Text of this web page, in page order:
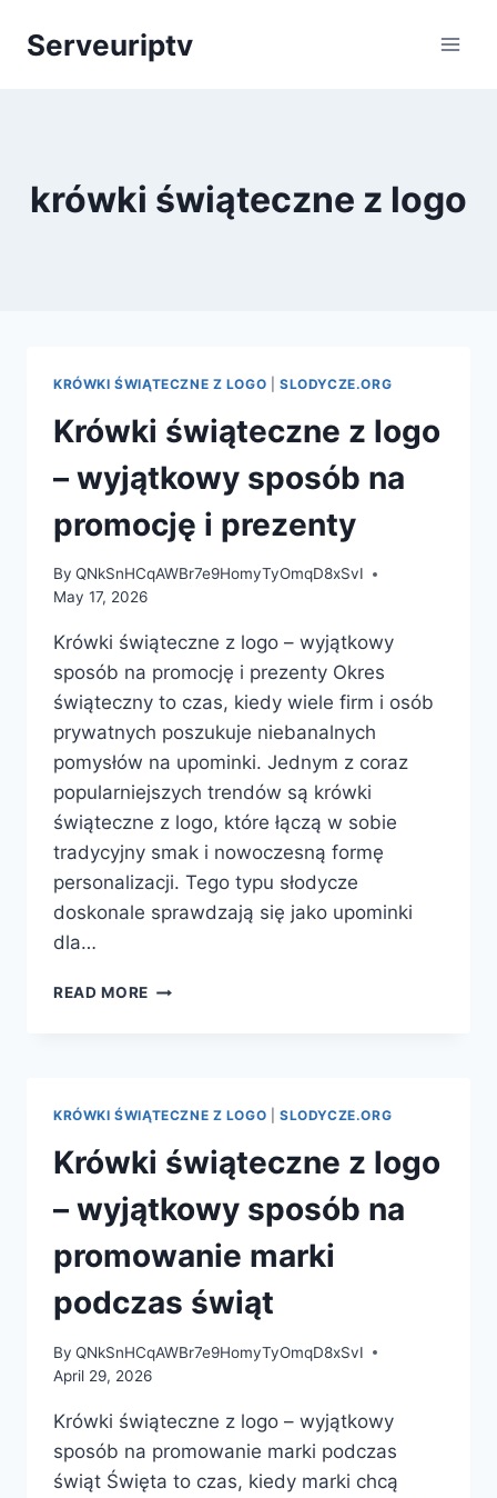
Serveuriptv
krówki świąteczne z logo
KRÓWKI ŚWIĄTECZNE Z LOGO |SLODYCZE.ORG
Krówki świąteczne z logo
– wyjątkowy sposób na
promocję i prezenty
By QNkSnHCqAWBr7e9HomyTyOmqD8xSvI
May 17, 2026
Krówki świąteczne z logo – wyjątkowy
sposób na promocję i prezenty Okres
świąteczny to czas, kiedy wiele firm i osób
prywatnych poszukuje niebanalnych
pomysłów na upominki. Jednym z coraz
popularniejszych trendów są krówki
świąteczne z logo, które łączą w sobie
tradycyjny smak i nowoczesną formę
personalizacji. Tego typu słodycze
doskonale sprawdzają się jako upominki
dla…
READ MORE KRÓWKI
SPOSÓB
NA
PROMOCJĘ
I
PREZENTY
KRÓWKI ŚWIĄTECZNE Z LOGO |SLODYCZE.ORG
Krówki świąteczne z logo
– wyjątkowy sposób na
promowanie marki
podczas świąt
By QNkSnHCqAWBr7e9HomyTyOmqD8xSvI
April 29, 2026
Krówki świąteczne z logo – wyjątkowy
sposób na promowanie marki podczas
świąt Święta to czas, kiedy marki chcą